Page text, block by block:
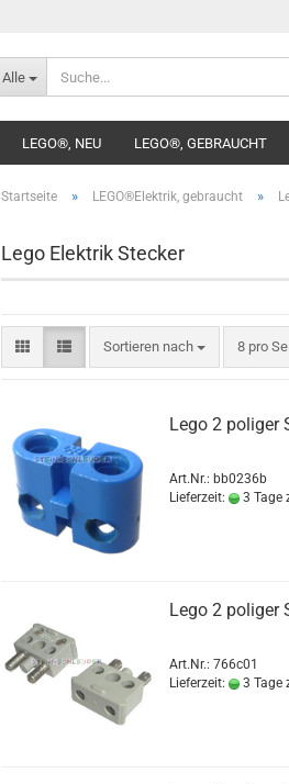
Alle
LEGO®, NEU LEGO®, GEBRAUCHT
Startseite » LEGO®Elektrik, gebraucht »
Lego Elektrik Stecker
Sortieren nach 8 pro
Lego 2 poliger
Art.Nr.: bb0236b
Lieferzeit:
3 Tage
Lego 2 poliger
Art.Nr.: 766c01
Lieferzeit:
3 Tage